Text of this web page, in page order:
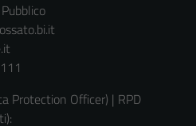
Protection Officer) | RPD